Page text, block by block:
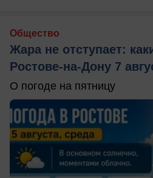
Общество
Жара не отступает:
Ростове-на-Дону 7
О погоде на пятницу